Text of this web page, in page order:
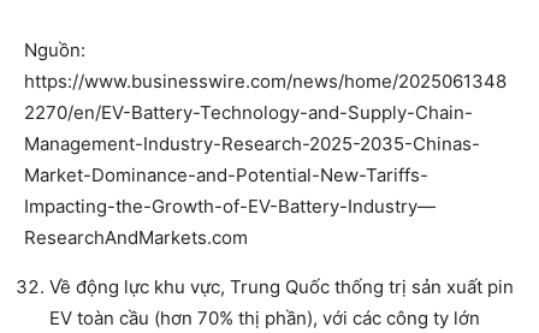
Nguồn:
https://www.businesswire.com/news/home/2025061348
2270/en/EV-Battery-Technology-and-Supply-Chain-
Management-Industry-Research-2025-2035-Chinas-
Market-Dominance-and-Potential-New-Tariffs-
Impacting-the-Growth-of-EV-Battery-Industry—
ResearchAndMarkets.com
Về động lực khu vực, Trung Quốc thống trị sản xuất pin
EV toàn cầu (hơn 70% thị phần), với các công ty lớn